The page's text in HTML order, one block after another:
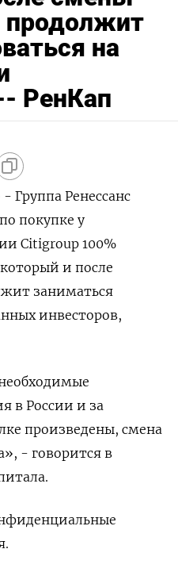
продолжит
на
РенКап
Группа Ренессанс
покупке у
Citigroup 100%
и после
заниматься
инвесторов,
в России и за
произведены, смена
- ​говорится в